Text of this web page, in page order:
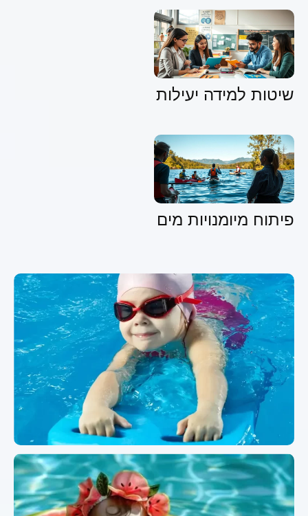
שיטות למידה יעילות
פיתוח מיומנויות מים